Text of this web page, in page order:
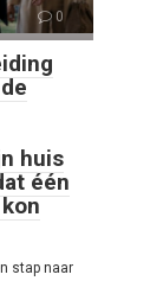
0
huis
één
stap naar